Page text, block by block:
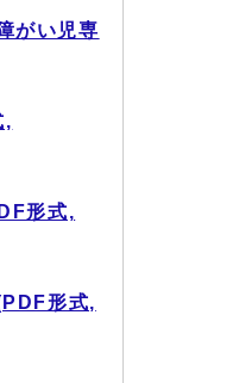
がい児専
,
形式,
形式,